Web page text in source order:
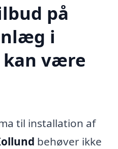
på
i
kan være
til installation af
behøver ikke